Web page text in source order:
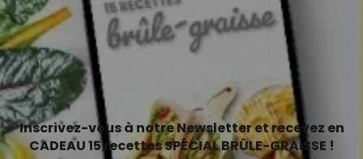
Inscrivez-vous à notre Newsletter et recevez en
CADEAU 15 recettes SPÉCIAL BRÛLE-GRAISSE !